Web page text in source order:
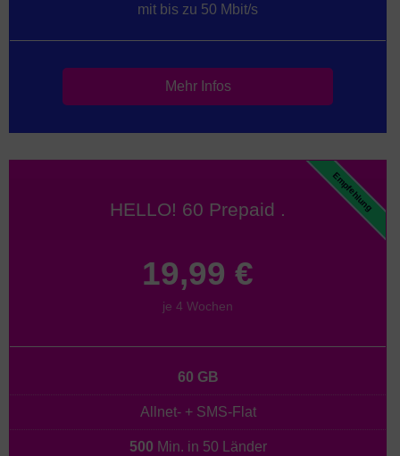
mit bis zu 50 Mbit/s
Mehr Infos
Empfehlung
HELLO! 60 Prepaid .
19,99 €
je 4 Wochen
60 GB
Allnet- + SMS-Flat
500 Min. in 50 Länder